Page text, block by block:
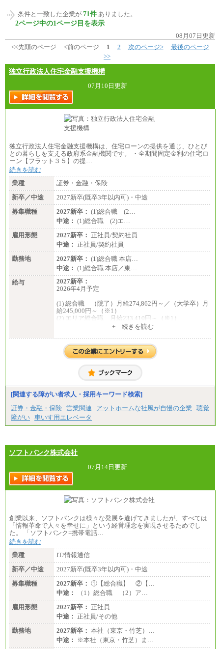
条件と一致した企業が 71件 ありました。
2ページ中の1ページ目を表示
08月07日更新
<<先頭のページ
<前のページ 1 2 次のページ>
最後のページ
>>
独立行政法人住宅金融支援機構
07月10日更新
独立行政法人住宅金融支援機構は、住宅ローンの提供を通じ、ひとび
との暮らしを支える政府系金融機関です。 ・全期間固定金利の住宅ロ
ーン【フラット３５】の提…
続きを読む
業種
証券・金融・保険
新卒／中途
2027新卒(既卒3年以内可)・中途
募集職種
2027新卒： (1)総合職 (2…
中途： (1)総合職 (2)エ…
雇用形態
2027新卒： 正社員/契約社員
中途： 正社員/契約社員
勤務地
2027新卒： (1)総合職 本店…
中途： (1)総合職 本店／東…
給与
2027新卒：
2026年4月予定
(1) 総合職 （院了）月給274,862円～／（大学卒）月
給245,000円～（※1）
(2) エリア総合職 月給233,410円～（※1）
(3) アシスタントスタッフ 日給9,800円～12,500円
※１ 試用期間６か月（試用期間中も給与に変更
はございません）
※２ 勤務地により異なります
（1) 総合職 （院了）月給274,862円～／（大学卒）
月給245,000円～（※1）
(2) エリア総合職 月給233,410円～（※1）
(3) アシスタントスタッフ 日給9,800円～12,500円
（※2）
※１ 試用期間６か月（試用期間中も給与に変更
なし）
※２ 勤務地により異なる
+ 続きを読む
[関連する障がい者求人・採用キーワード検索]
証券・金融・保険 営業関連 アットホームな社風が自慢の企業
聴覚
障がい 車いす用エレベータ
ソフトバンク株式会社
07月14日更新
創業以来、ソフトバンクは様々な発展を遂げてきましたが、すべては
「情報革命で人々を幸せに」という経営理念を実現させるためでし
た。 「ソフトバンク=携帯電話…
続きを読む
業種
IT/情報通信
新卒／中途
2027新卒(既卒3年以内可)・中途
募集職種
2027新卒： ①【総合職】 ②【…
中途：
（1）総合職 （2）ア…
雇用形態
2027新卒： 正社員
中途： 正社員/その他
勤務地
2027新卒： 本社（東京・竹芝）…
中途：
※本社（東京・竹芝）ま…